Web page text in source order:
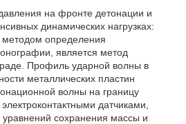
на фронте детонации и
динамических нагрузках:
определения
является метод
Профиль ударной волны в
металлических пластин
волны на границу
датчиками,
сохранения массы и